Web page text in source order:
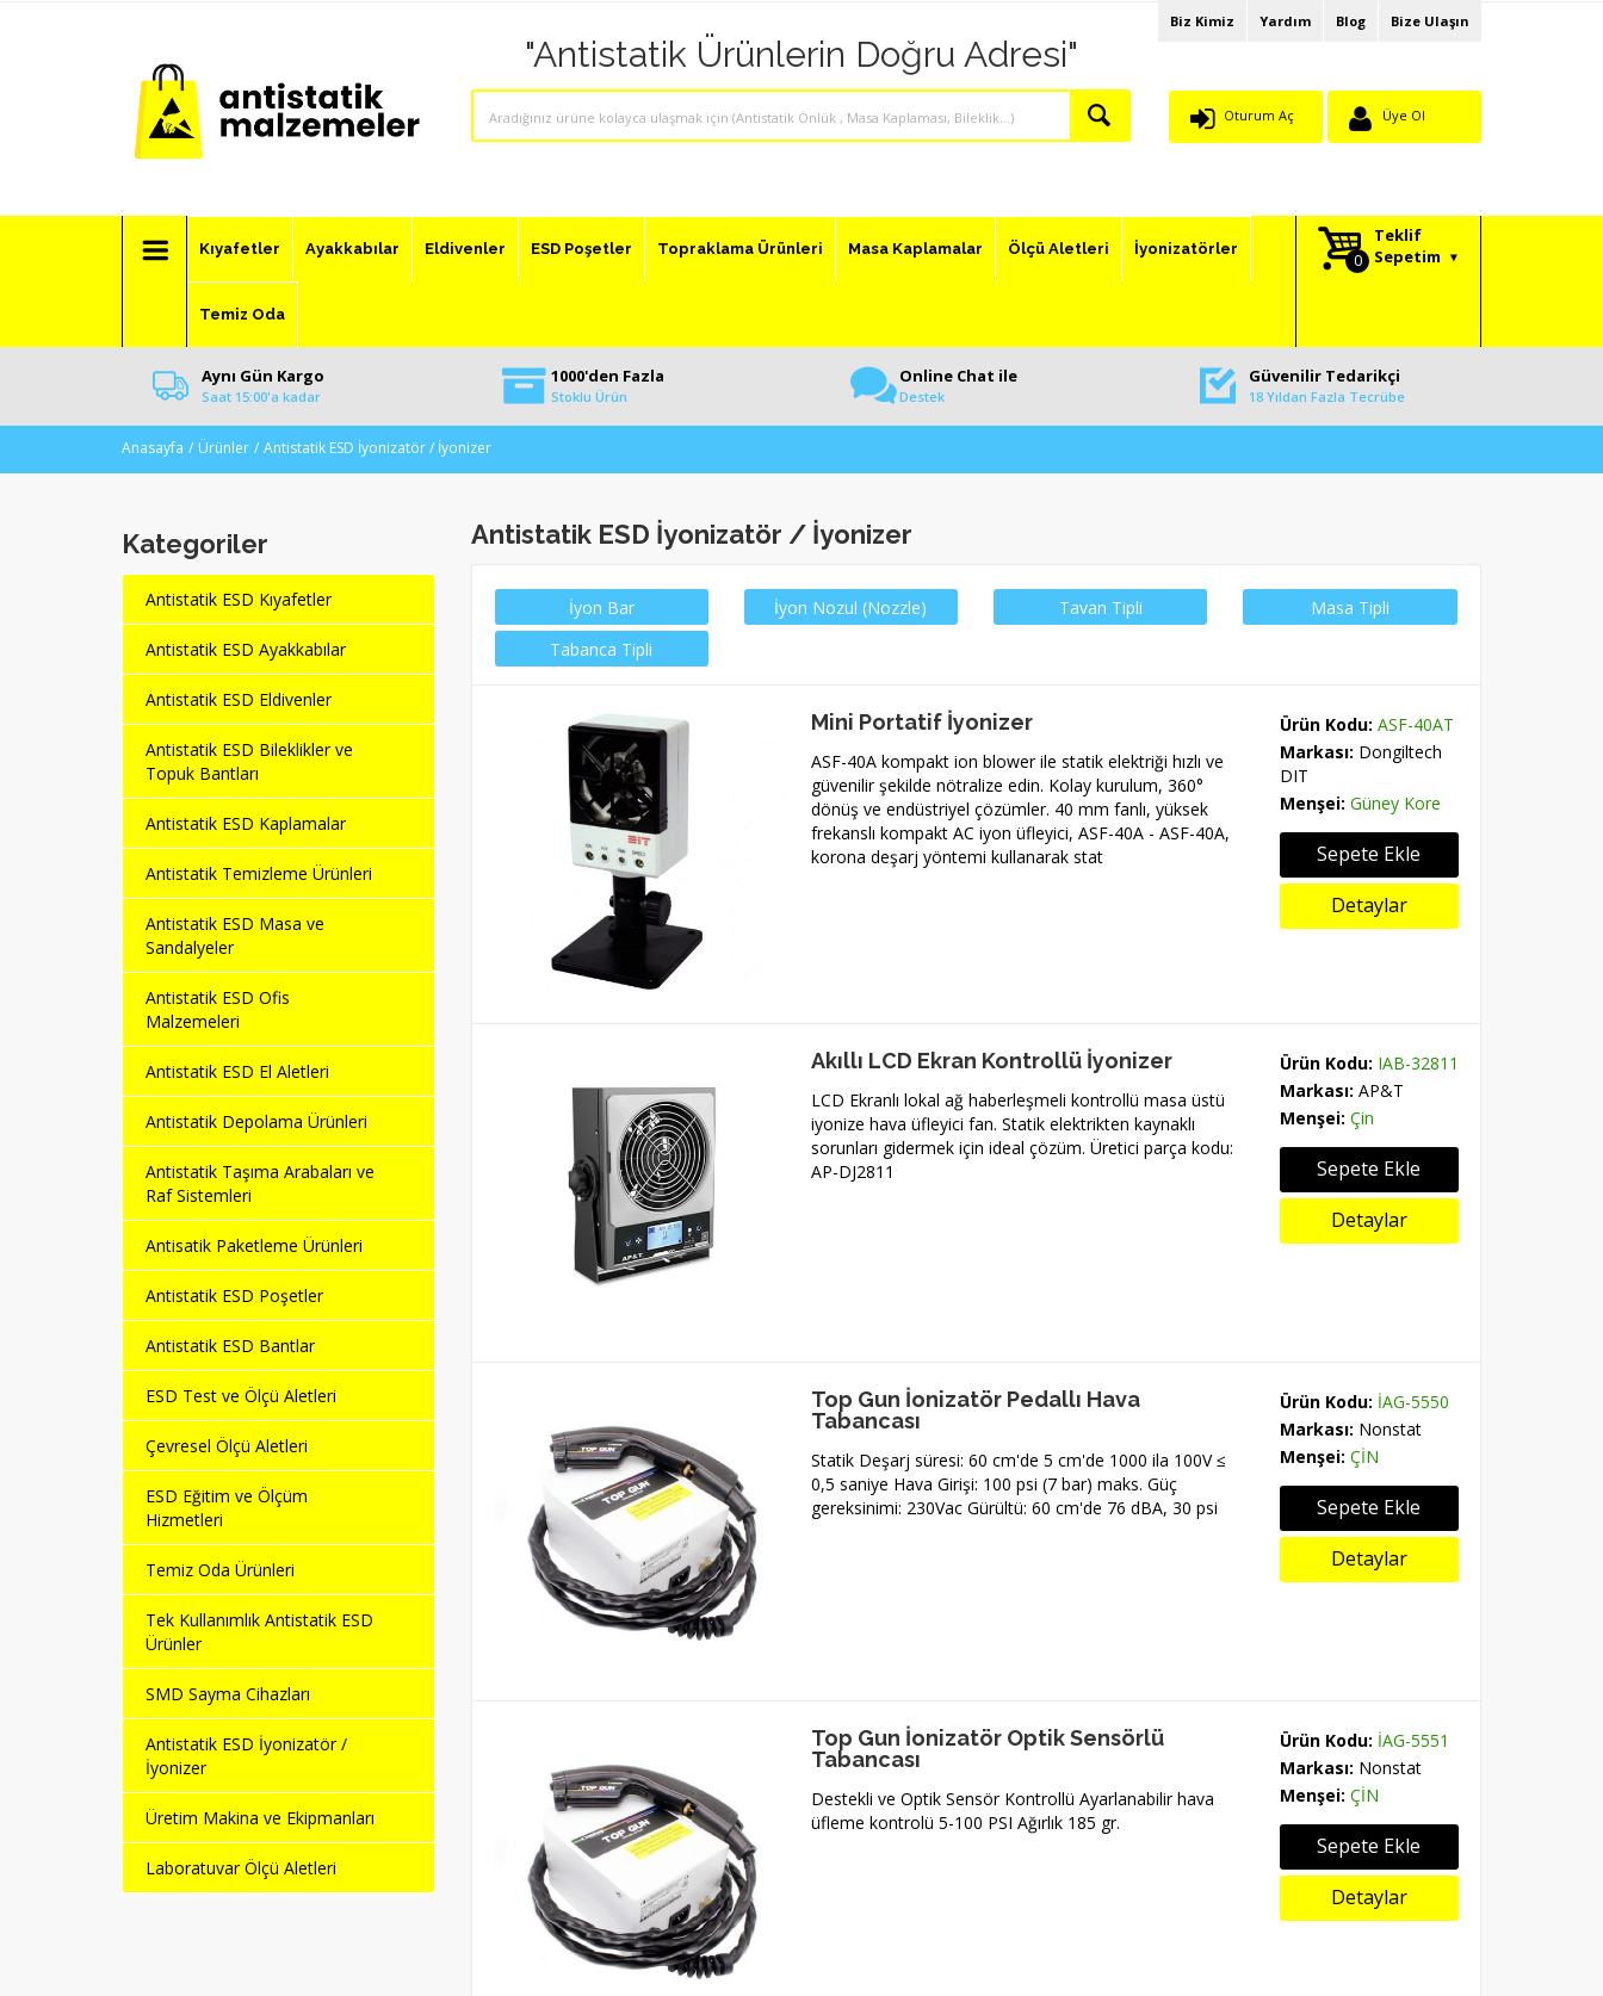
Biz Kimiz Yardım Blog Bize Ulaşın
"Antistatik Ürünlerin Doğru Adresi"
Oturum Aç Üye Ol
Kıyafetler Ayakkabılar Eldivenler ESD Poşetler Topraklama Ürünleri Masa Kaplamalar Ölçü Aletleri İyonizatörler
Temiz Oda
Teklif
Sepetim
Aynı Gün Kargo
Saat 15:00'a kadar
1000'den Fazla
Stoklu Ürün
Online Chat ile
Destek
Güvenilir Tedarikçi
18 Yıldan Fazla Tecrübe
Anasayfa Ürünler Antistatik ESD İyonizatör / İyonizer
Kategoriler
Antistatik ESD Kıyafetler
Antistatik ESD Ayakkabılar
Antistatik ESD Eldivenler
Antistatik ESD Bileklikler ve
Topuk Bantları
Antistatik ESD Kaplamalar
Antistatik Temizleme Ürünleri
Antistatik ESD Masa ve
Sandalyeler
Antistatik ESD Ofis
Malzemeleri
Antistatik ESD El Aletleri
Antistatik Depolama Ürünleri
Antistatik Taşıma Arabaları ve
Raf Sistemleri
Antisatik Paketleme Ürünleri
Antistatik ESD Poşetler
Antistatik ESD Bantlar
ESD Test ve Ölçü Aletleri
Çevresel Ölçü Aletleri
ESD Eğitim ve Ölçüm
Hizmetleri
Temiz Oda Ürünleri
Tek Kullanımlık Antistatik ESD
Ürünler
SMD Sayma Cihazları
Antistatik ESD İyonizatör /
İyonizer
Üretim Makina ve Ekipmanları
Laboratuvar Ölçü Aletleri
Antistatik ESD İyonizatör / İyonizer
İyon Bar İyon Nozul (Nozzle) Tavan Tipli
Masa Tipli
Tabanca Tipli
Mini Portatif İyonizer
ASF-40A kompakt ion blower ile statik elektriği hızlı ve
güvenilir şekilde nötralize edin. Kolay kurulum, 360°
dönüş ve endüstriyel çözümler. 40 mm fanlı, yüksek
frekanslı kompakt AC iyon üfleyici, ASF-40A - ASF-40A,
korona deşarj yöntemi kullanarak stat
Ürün Kodu: ASF-40AT
Markası: Dongiltech
DIT
Menşei: Güney Kore
Sepete Ekle
Detaylar
Akıllı LCD Ekran Kontrollü İyonizer
LCD Ekranlı lokal ağ haberleşmeli kontrollü masa üstü
iyonize hava üfleyici fan. Statik elektrikten kaynaklı
sorunları gidermek için ideal çözüm. Üretici parça kodu:
AP-DJ2811
Ürün Kodu: IAB-32811
Markası: AP&T
Menşei: Çin
Sepete Ekle
Detaylar
Top Gun İonizatör Pedallı Hava
Tabancası
Statik Deşarj süresi: 60 cm'de 5 cm'de 1000 ila 100V ≤
0,5 saniye Hava Girişi: 100 psi (7 bar) maks. Güç
gereksinimi: 230Vac Gürültü: 60 cm'de 76 dBA, 30 psi
Ürün Kodu: İAG-5550
Markası: Nonstat
Menşei: ÇİN
Sepete Ekle
Detaylar
Top Gun İonizatör Optik Sensörlü
Tabancası
Destekli ve Optik Sensör Kontrollü Ayarlanabilir hava
üfleme kontrolü 5-100 PSI Ağırlık 185 gr.
Ürün Kodu: İAG-5551
Markası: Nonstat
Menşei: ÇİN
Sepete Ekle
Detaylar